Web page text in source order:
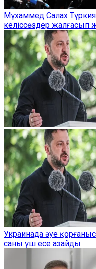
Мұхаммед Салах
келіссөздер жалғасып
Украинада әуе
саны үш есе азайды